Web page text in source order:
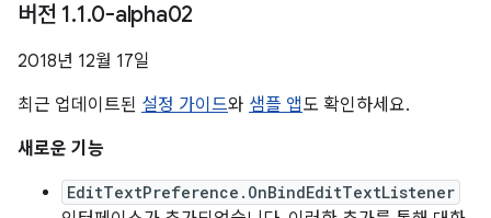
버전 1.1.0-alpha02
2018년 12월 17일
최근 업데이트된 설정 가이드와 샘플 앱도 확인하세요.
새로운 기능
EditTextPreference.OnBindEditTextListener